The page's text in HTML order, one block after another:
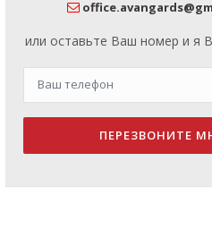
или оставьте Ваш номер и я
ПЕРЕЗВОНИТЕ